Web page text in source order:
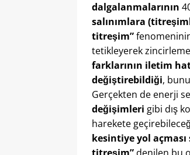
dalgalanmalarının
salınımlara
titreşim”
tetikleyerek
farklarının iletim
değiştirebildiği,
Gerçekten de enerji
değişimleri gibi dış
harekete
kesintiye yol